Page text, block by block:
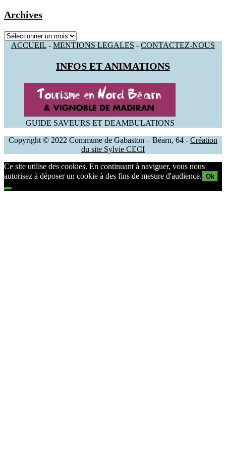
Archives
Archives
ACCUEIL - MENTIONS LEGALES - CONTACTEZ-NOUS
INFOS ET ANIMATIONS
GUIDE SAVEURS ET DEAMBULATIONS
Copyright © 2022 Commune de Gabaston – Béarn, 64 - Création
du site Sylvie CECI
Ce site utilise des cookies. En continuant à naviguer, vous nous
autorisez à déposer un cookie à des fins de mesure d'audience. Ok